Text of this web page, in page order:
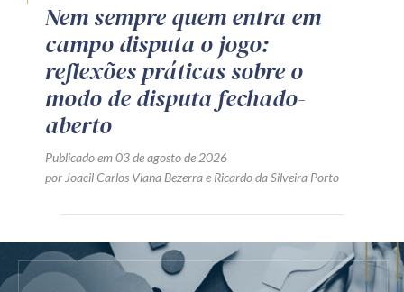
Nem sempre quem entra em
campo disputa o jogo:
reflexões práticas sobre o
modo de disputa fechado-
aberto
Publicado em 03 de agosto de 2026
por Joacil Carlos Viana Bezerrae Ricardo da Silveira Porto